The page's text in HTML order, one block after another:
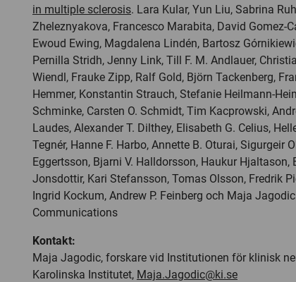
in multiple sclerosis. Lara Kular, Yun Liu, Sabrina
Zheleznyakova, Francesco Marabita, David Gomez-
Ewoud Ewing, Magdalena Lindén, Bartosz
Pernilla Stridh, Jenny Link, Till F. M. Andlauer,
Wiendl, Frauke Zipp, Ralf Gold, Björn Tackenberg,
Hemmer, Konstantin Strauch, Stefanie Heilmann-
Schminke, Carsten O. Schmidt, Tim Kacprowski,
Laudes, Alexander T. Dilthey, Elisabeth G. Celius,
Tegnér, Hanne F. Harbo, Annette B. Oturai, Sigurgeir
Eggertsson, Bjarni V. Halldorsson, Haukur
Jonsdottir, Kari Stefansson, Tomas Olsson, Fredrik
Ingrid Kockum, Andrew P. Feinberg och Maja
Communications
Kontakt:
Maja Jagodic, forskare vid Institutionen för klinisk
Karolinska Institutet, Maja.Jagodic@ki.se